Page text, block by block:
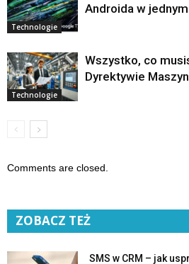
Technologie
Androida w
Technologie
Wszystko, co
Dyrektywie
Comments are closed.
ZOBACZ TEŻ
SMS w CRM – jak